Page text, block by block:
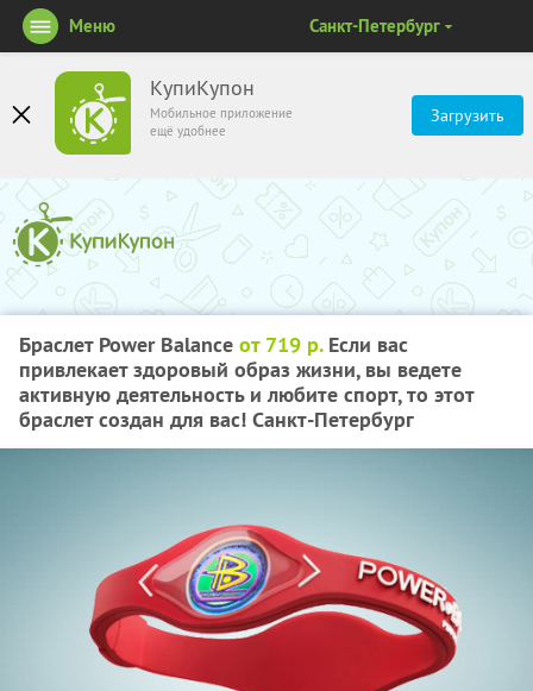
КупиКупон
Мобильное приложение
ещё удобнее
Загрузить
Меню Санкт-Петербург
Браслет Power Balance от 719 р.Если вас
привлекает здоровый образ жизни, вы ведете
активную деятельность и любите спорт, то этот
браслет создан для вас! Санкт-Петербург